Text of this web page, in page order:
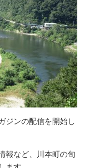
ジンの配信を開始し
報など、川本町の旬